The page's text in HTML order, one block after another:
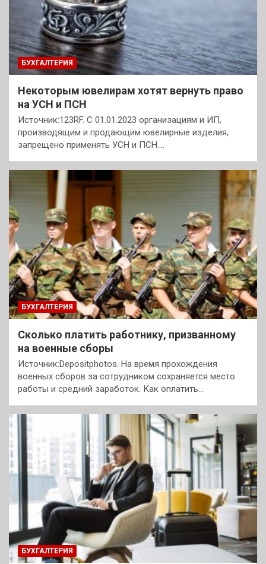
БУХГАЛТЕРИЯ
Некоторым ювелирам хотят вернуть право
на УСН и ПСН
Источник:123RF. С 01.01.2023 организациям и ИП,
производящим и продающим ювелирные изделия,
запрещено применять УСН и ПСН.…
БУХГАЛТЕРИЯ
Сколько платить работнику, призванному
на военные сборы
Источник:Depositphotos. На время прохождения
военных сборов за сотрудником сохраняется место
работы и средний заработок. Как оплатить…
БУХГАЛТЕРИЯ